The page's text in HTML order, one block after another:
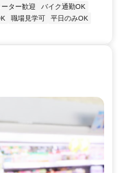
ーター歓迎
バイク通勤OK
職場見学可
平日のみOK